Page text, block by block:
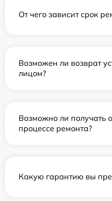
От чего зависит срок
Возможен ли возврат
лицом?
Возможно ли получать
процессе ремонта?
Какую гарантию вы